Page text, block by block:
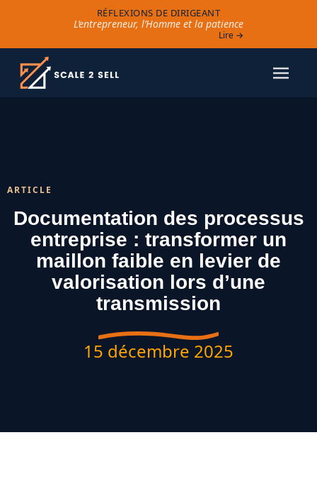
RÉFLEXIONS DE DIRIGEANT
L’entrepreneur, l’Homme et la patience
Lire →
ARTICLE
Documentation des processus
entreprise : transformer un
maillon faible en levier de
valorisation lors d’une
transmission
15 décembre 2025